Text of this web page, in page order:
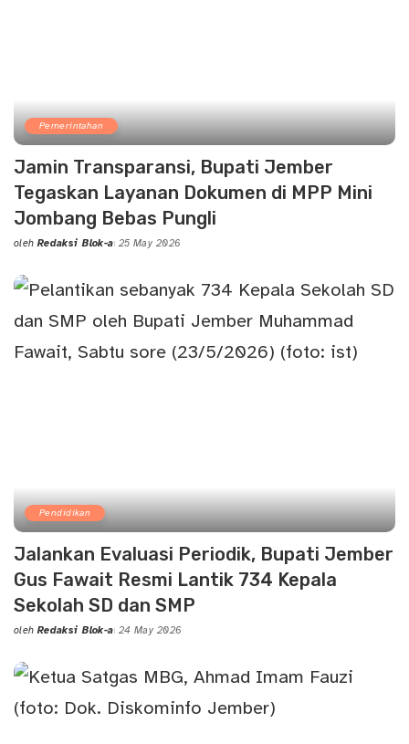
Pemerintahan
Jamin Transparansi, Bupati Jember
Tegaskan Layanan Dokumen di MPP Mini
Jombang Bebas Pungli
Posted
oleh Redaksi Blok-a 25 May 2026
Pendidikan
Jalankan Evaluasi Periodik, Bupati Jember
Gus Fawait Resmi Lantik 734 Kepala
Sekolah SD dan SMP
Posted
oleh Redaksi Blok-a 24 May 2026